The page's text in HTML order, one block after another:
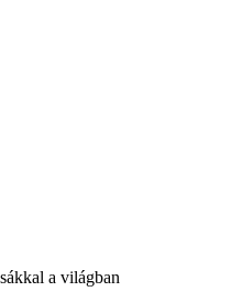
a világban